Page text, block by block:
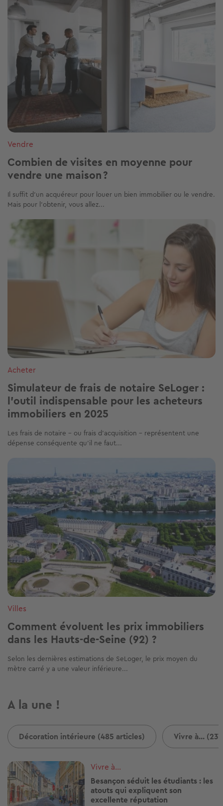
Vendre
Combien de visites en moyenne pour
vendre une maison ?
Il suffit d'un acquéreur pour louer un bien immobilier ou le vendre.
Mais pour l'obtenir, vous allez...
Image
Acheter
Simulateur de frais de notaire SeLoger :
l’outil indispensable pour les acheteurs
immobiliers en 2025
Les frais de notaire – ou frais d’acquisition – représentent une
dépense conséquente qu’il ne faut...
Villes
Comment évoluent les prix immobiliers
dans les Hauts-de-Seine (92) ?
Selon les dernières estimations de SeLoger, le prix moyen du
mètre carré y a une valeur inférieure...
A la une !
Décoration intérieure (485 articles) Vivre à...
Image
Vivre à...
Besançon séduit les étudiants : les
atouts qui expliquent son
excellente réputation